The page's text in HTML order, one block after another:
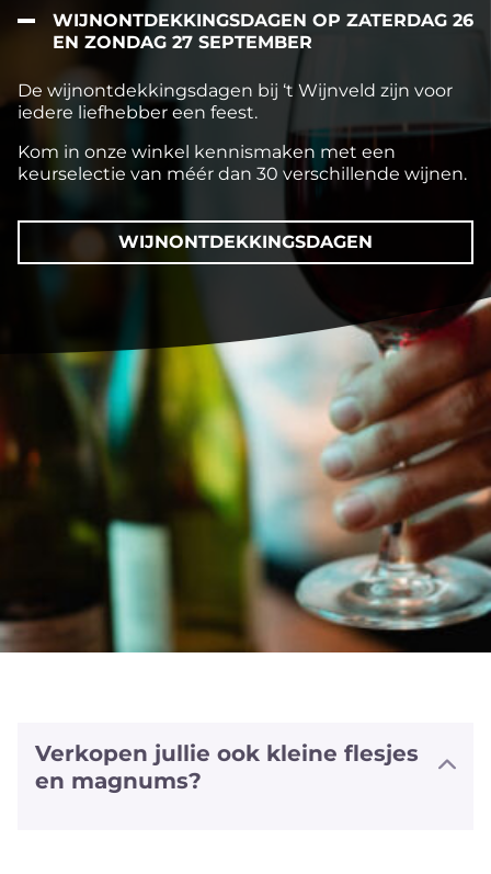
WIJNONTDEKKINGSDAGEN OP ZATERDAG 26
EN ZONDAG 27 SEPTEMBER
De wijnontdekkingsdagen bij ‘t Wijnveld zijn voor
iedere liefhebber een feest.
Kom in onze winkel kennismaken met een
keurselectie van méér dan 30 verschillende wijnen.
WIJNONTDEKKINGSDAGEN
Verkopen jullie ook kleine flesjes
en magnums?